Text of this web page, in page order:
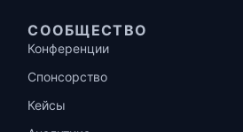
СООБЩЕСТВО
Конференции
Спонсорство
Кейсы